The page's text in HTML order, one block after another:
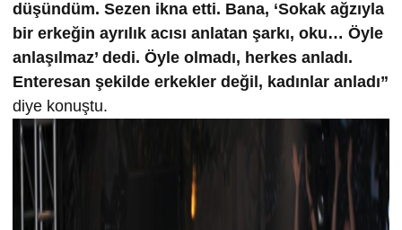
düşündüm. Sezen ikna etti. Bana, ‘Sokak ağzıyla
bir erkeğin ayrılık acısı anlatan şarkı, oku… Öyle
anlaşılmaz’ dedi. Öyle olmadı, herkes anladı.
Enteresan şekilde erkekler değil, kadınlar anladı”
diye konuştu.